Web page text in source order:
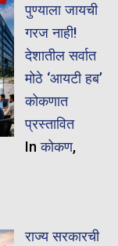
पुण्याला जायची
गरज नाही!
देशातील सर्वात
मोठे ‘आयटी हब’
कोकणात
प्रस्तावित
Inकोकण,
राज्य सरकारची